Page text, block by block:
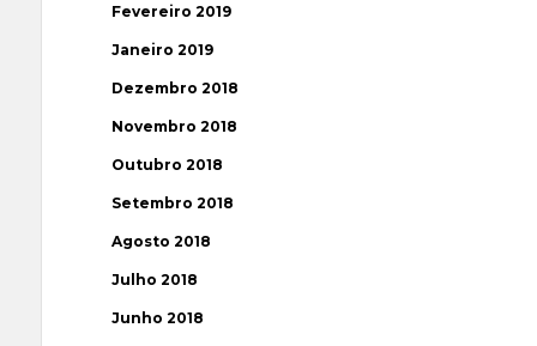
Fevereiro 2019
Janeiro 2019
Dezembro 2018
Novembro 2018
Outubro 2018
Setembro 2018
Agosto 2018
Julho 2018
Junho 2018